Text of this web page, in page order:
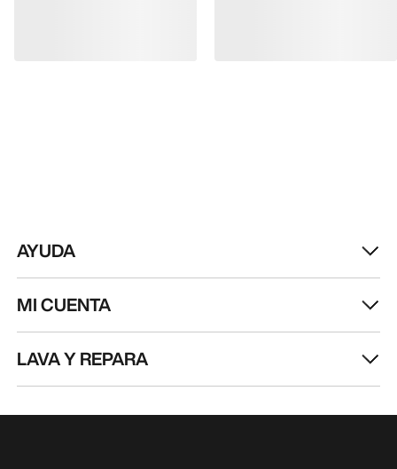
AYUDA
MI CUENTA
LAVA Y REPARA